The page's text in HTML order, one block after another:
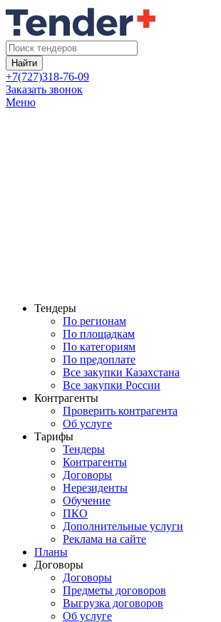
Найти
+7(727)318-76-09
Заказать звонок
Меню
Тендеры
По регионам
По площадкам
По категориям
По предоплате
Все закупки Казахстана
Все закупки России
Контрагенты
Проверить контрагента
Об услуге
Тарифы
Тендеры
Контрагенты
Договоры
Нерезиденты
Обучение
ПКО
Дополнительные услуги
Реклама на сайте
Планы
Договоры
Договоры
Предметы договоров
Выгрузка договоров
Об услуге